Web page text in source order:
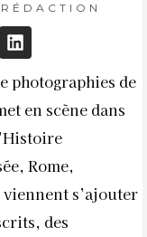
photographies de
en scène dans
Rome,
viennent s’ajouter
des